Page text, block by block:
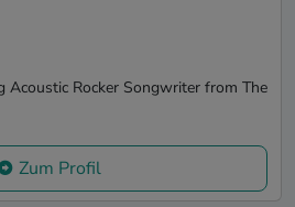
Acoustic Rocker Songwriter from The
Zum Profil